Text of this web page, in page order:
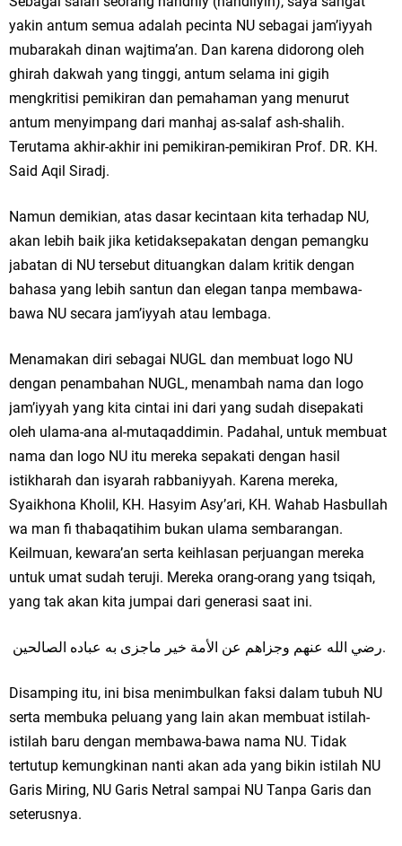
yakin antum semua adalah pecinta NU sebagai jam’iyyah
mubarakah dinan wajtima’an. Dan karena didorong oleh
ghirah dakwah yang tinggi, antum selama ini gigih
mengkritisi pemikiran dan pemahaman yang menurut
antum menyimpang dari manhaj as-salaf ash-shalih.
Terutama akhir-akhir ini pemikiran-pemikiran Prof. DR. KH.
Said Aqil Siradj.
Namun demikian, atas dasar kecintaan kita terhadap NU,
akan lebih baik jika ketidaksepakatan dengan pemangku
jabatan di NU tersebut dituangkan dalam kritik dengan
bahasa yang lebih santun dan elegan tanpa membawa-
bawa NU secara jam’iyyah atau lembaga.
Menamakan diri sebagai NUGL dan membuat logo NU
dengan penambahan NUGL, menambah nama dan logo
jam’iyyah yang kita cintai ini dari yang sudah disepakati
oleh ulama-ana al-mutaqaddimin. Padahal, untuk membuat
nama dan logo NU itu mereka sepakati dengan hasil
istikharah dan isyarah rabbaniyyah. Karena mereka,
Syaikhona Kholil, KH. Hasyim Asy’ari, KH. Wahab Hasbullah
wa man fi thabaqatihim bukan ulama sembarangan.
Keilmuan, kewara’an serta keihlasan perjuangan mereka
untuk umat sudah teruji. Mereka orang-orang yang tsiqah,
yang tak akan kita jumpai dari generasi saat ini.
رضي الله عنهم وجزاهم عن الأمة خير ماجزى به عباده الصالحين.
Disamping itu, ini bisa menimbulkan faksi dalam tubuh NU
serta membuka peluang yang lain akan membuat istilah-
istilah baru dengan membawa-bawa nama NU. Tidak
tertutup kemungkinan nanti akan ada yang bikin istilah NU
Garis Miring, NU Garis Netral sampai NU Tanpa Garis dan
seterusnya.